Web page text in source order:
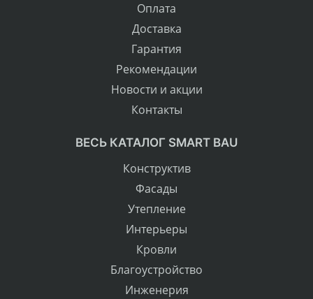
Оплата
Доставка
Гарантия
Рекомендации
Новости и акции
Контакты
ВЕСЬ КАТАЛОГ SMART BAU
Конструктив
Фасады
Утепление
Интерьеры
Кровли
Благоустройство
Инженерия